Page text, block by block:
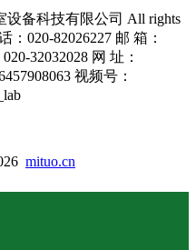
设备科技有限公司 All rights
：020-82026227 邮 箱：
32032028 网 址：
视频号：
mituo.cn